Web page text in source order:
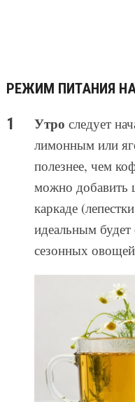
РЕЖИМ ПИТАНИЯ
Утро следует
лимонным или
полезнее, чем
можно добавить
каркаде
идеальным будет
сезонных